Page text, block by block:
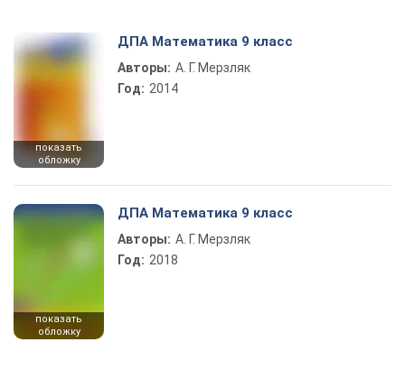
показать
обложку
ДПА Математика 9 класс
Авторы: А. Г. Мерзляк
Год: 2014
показать
обложку
ДПА Математика 9 класс
Авторы: А. Г. Мерзляк
Год: 2018